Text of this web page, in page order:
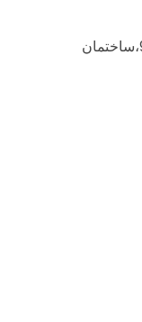
گیلان ، لاهیجان ، شیشه گران،بهشتی9،ساختمان